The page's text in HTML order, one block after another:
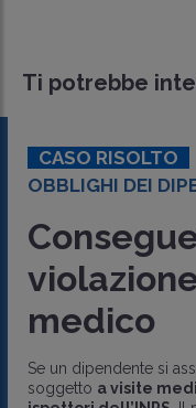
Ti potrebbe
CASO RISOLTO
OBBLIGHI DEI
medico
Se un dipendente si
soggetto a visite